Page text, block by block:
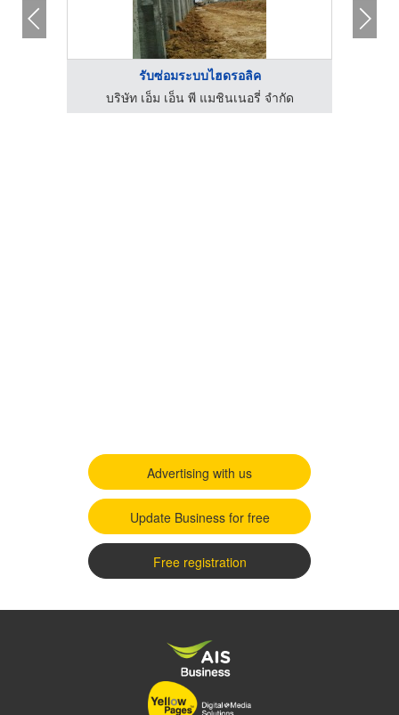
รับซ่อมระบบไฮดรอลิค
บริษัท เอ็ม เอ็น พี แมชินเนอรี่ จำกัด
Advertising with us
Update Business for free
Free registration